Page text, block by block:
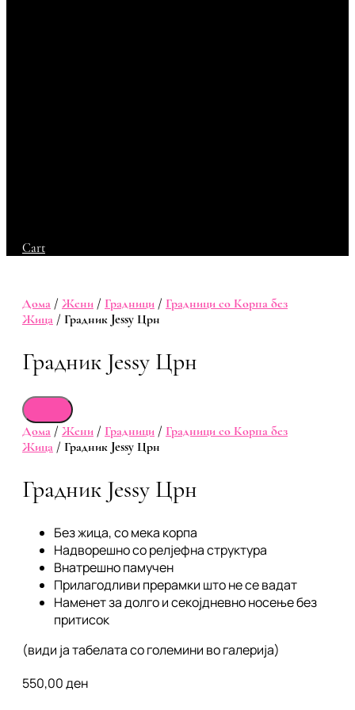
Cart
Дома / Жени / Градници / Градници со Корпа без
Жица / Градник Jessy Црн
Градник Jessy Црн
Дома / Жени / Градници / Градници со Корпа без
Жица / Градник Jessy Црн
Градник Jessy Црн
Без жица, со мека корпа
Надворешно со релјефна структура
Внатрешно памучен
Прилагодливи прерамки што не се вадат
Наменет за долго и секојдневно носење без
притисок
(види ја табелата со големини во галерија)
550,00ден